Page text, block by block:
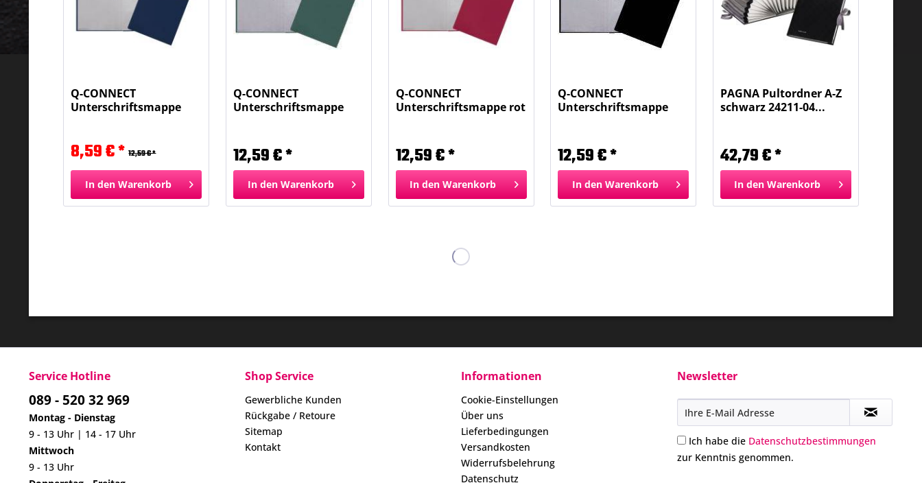
Q-CONNECT
Unterschriftsmappe
12,59 € *
8,59 € *
In den Warenkorb
Q-CONNECT
Unterschriftsmappe
12,59 € *
In den Warenkorb
Q-CONNECT
Unterschriftsmappe rot
12,59 € *
In den Warenkorb
Q-CONNECT
Unterschriftsmappe
12,59 € *
In den Warenkorb
PAGNA Pultordner A-Z
schwarz 24211-04...
42,79 € *
In den Warenkorb
Service Hotline
089 - 520 32 969
Montag - Dienstag
9 - 13 Uhr | 14 - 17 Uhr
Mittwoch
9 - 13 Uhr
Shop Service
Gewerbliche Kunden
Rückgabe / Retoure
Sitemap
Kontakt
Informationen
Cookie-Einstellungen
Über uns
Lieferbedingungen
Versandkosten
Widerrufsbelehrung
Datenschutz
Newsletter
Ich habe die Datenschutzbestimmungen
zur Kenntnis genommen.